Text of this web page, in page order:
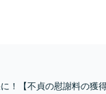
！【不貞の慰謝料の獲